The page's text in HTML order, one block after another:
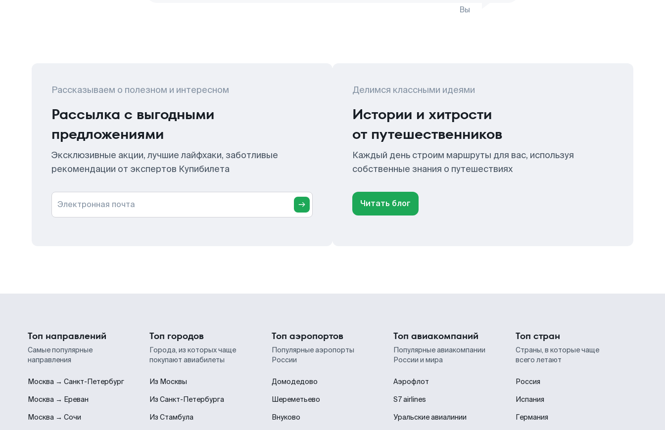
Вы
Рассказываем о полезном и интересном
Рассылка с выгодными
предложениями
Эксклюзивные акции, лучшие лайфхаки, заботливые
рекомендации от экспертов Купибилета
Электронная почта
Делимся классными идеями
Истории и хитрости
от путешественников
Каждый день строим маршруты для вас, используя
собственные знания о путешествиях
Читать блог
Топ направлений
Самые популярные
направления
Москва → Санкт-Петербург
Москва → Ереван
Москва → Сочи
Топ городов
Города, из которых чаще
покупают авиабилеты
Из Москвы
Из Санкт-Петербурга
Из Стамбула
Топ аэропортов
Популярные аэропорты
России
Домодедово
Шереметьево
Внуково
Топ авиакомпаний
Популярные авиакомпании
России и мира
Аэрофлот
S7 airlines
Уральские авиалинии
Топ стран
Страны, в которые чаще
всего летают
Россия
Испания
Германия